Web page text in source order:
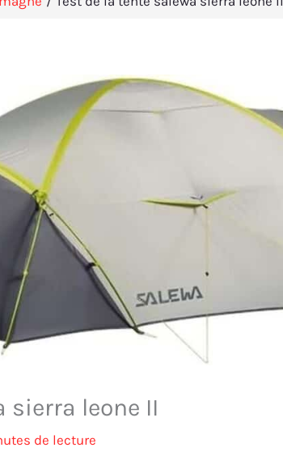
sierra leone II
de lecture